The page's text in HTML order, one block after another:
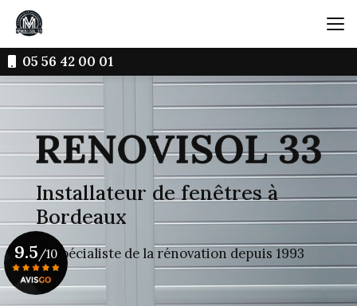
Aller
contenu
principal05 56 42 00 01
Installateur de fenêtres à
Bordeaux
Le spécialiste de la rénovation depuis 1993
9.5 /10